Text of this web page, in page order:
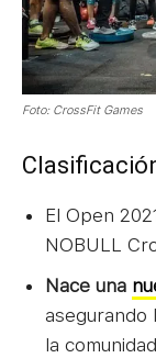
Foto: CrossFit Games
El Open
NOBULL
Nace una
asegurando
la